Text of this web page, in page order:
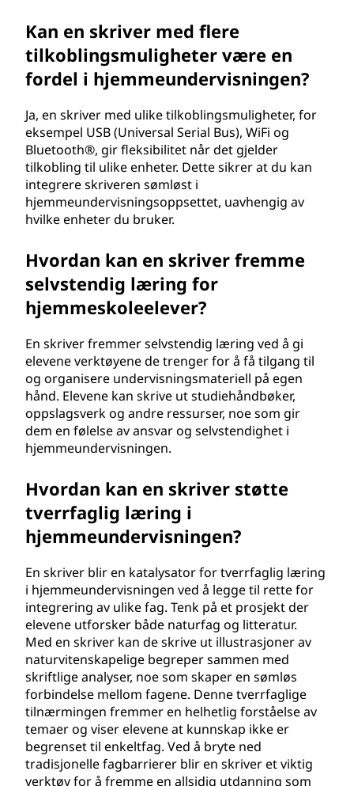
Kan en skriver med flere
tilkoblingsmuligheter være en
fordel i hjemmeundervisningen?
Ja, en skriver med ulike tilkoblingsmuligheter, for
eksempel USB (Universal Serial Bus), WiFi og
Bluetooth®, gir fleksibilitet når det gjelder
tilkobling til ulike enheter. Dette sikrer at du kan
integrere skriveren sømløst i
hjemmeundervisningsoppsettet, uavhengig av
hvilke enheter du bruker.
Hvordan kan en skriver fremme
selvstendig læring for
hjemmeskoleelever?
En skriver fremmer selvstendig læring ved å gi
elevene verktøyene de trenger for å få tilgang til
og organisere undervisningsmateriell på egen
hånd. Elevene kan skrive ut studiehåndbøker,
oppslagsverk og andre ressurser, noe som gir
dem en følelse av ansvar og selvstendighet i
hjemmeundervisningen.
Hvordan kan en skriver støtte
tverrfaglig læring i
hjemmeundervisningen?
En skriver blir en katalysator for tverrfaglig læring
i hjemmeundervisningen ved å legge til rette for
integrering av ulike fag. Tenk på et prosjekt der
elevene utforsker både naturfag og litteratur.
Med en skriver kan de skrive ut illustrasjoner av
naturvitenskapelige begreper sammen med
skriftlige analyser, noe som skaper en sømløs
forbindelse mellom fagene. Denne tverrfaglige
tilnærmingen fremmer en helhetlig forståelse av
temaer og viser elevene at kunnskap ikke er
begrenset til enkeltfag. Ved å bryte ned
tradisjonelle fagbarrierer blir en skriver et viktig
verktøy for å fremme en allsidig utdanning som